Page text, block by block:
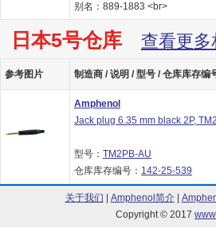
别名：889-1883 <br>
日本5号仓库 查看更多
参考图片 制造商 / 说明 / 型号 / 仓库库存编
Amphenol
Jack plug 6.35 mm black 2P,
型号： TM2PB-AU
仓库库存编号： 142-25-539
关于我们 Amphenol简介|
Copyright © 2017